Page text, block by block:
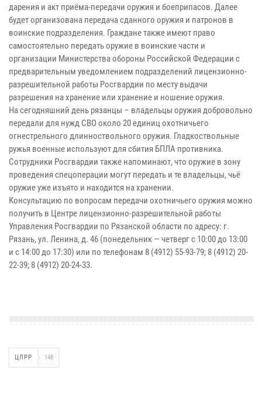
дарения и акт приёма-передачи оружия и боеприпасов. Далее
будет организована передача сданного оружия и патронов в
воинские подразделения. Граждане также имеют право
самостоятельно передать оружие в воинские части и
организации Министерства обороны Российской Федерации с
предварительным уведомлением подразделений лицензионно-
разрешительной работы Росгвардии по месту выдачи
разрешения на хранение или хранение и ношение оружия.
На сегодняшний день рязанцы – владельцы оружия добровольно
передали для нужд СВО около 20 единиц охотничьего
огнестрельного длинноствольного оружия. Гладкоствольные
ружья военные используют для сбития БПЛА противника.
Сотрудники Росгвардии также напоминают, что оружие в зону
проведения спецоперации могут передать и те владельцы, чьё
оружие уже изъято и находится на хранении.
Консультацию по вопросам передачи охотничьего оружия можно
получить в Центре лицензионно-разрешительной работы
Управления Росгвардии по Рязанской области по адресу: г.
Рязань, ул. Ленина, д. 46 (понедельник — четверг с 10:00 до 13:00
и с 14:00 до 17:30) или по телефонам 8 (4912) 55-93-79; 8 (4912) 20-
22-39; 8 (4912) 20-24-33.
ЦЛРР 148